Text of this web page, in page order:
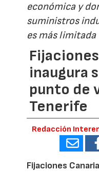
económica y
suministros
es más limitada
inaugura
punto de
Tenerife
Redacción
Fijaciones